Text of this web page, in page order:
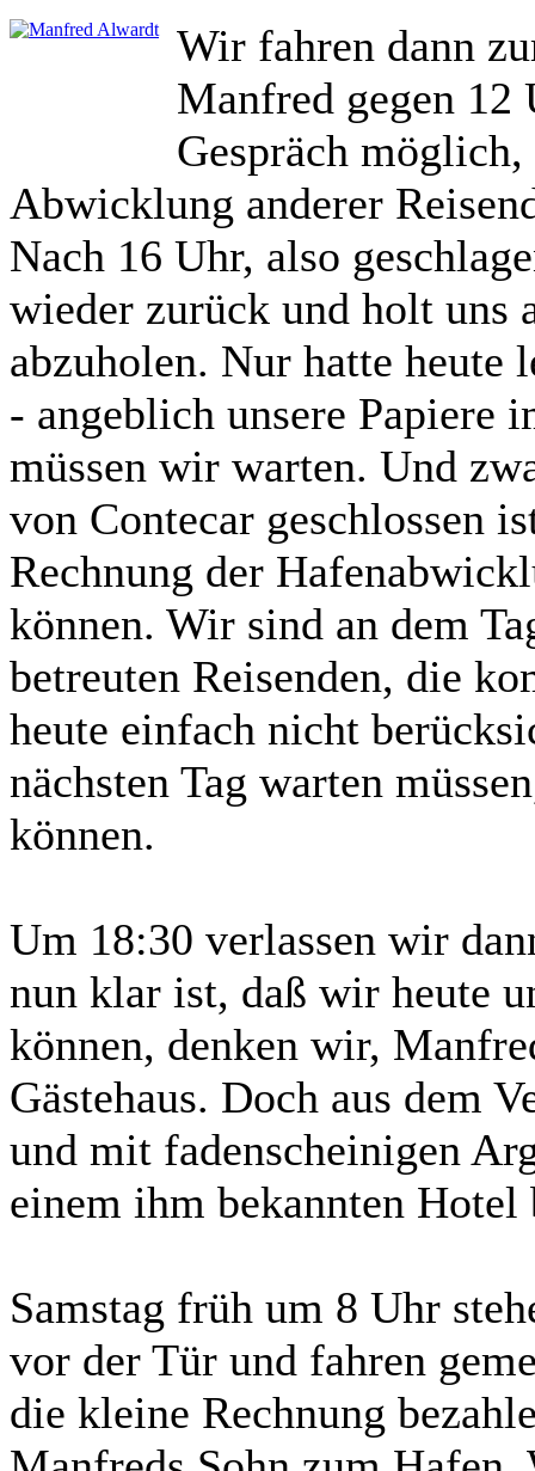
Wir fahren dann
Manfred gegen
Gespräch
Abwicklung anderer
Nach 16 Uhr, also
wieder zurück und holt uns
abzuholen. Nur hatte
- angeblich unsere Papiere
müssen wir warten. Und
von Contecar geschlossen
Rechnung der
können. Wir sind an dem
betreuten Reisenden, die
heute einfach nicht
nächsten Tag warten
können.
Um 18:30 verlassen wir
nun klar ist, daß wir heute
können, denken wir,
Gästehaus. Doch aus dem
und mit fadenscheinigen
einem ihm bekannten Hotel
Samstag früh um 8 Uhr
vor der Tür und fahren
die kleine Rechnung